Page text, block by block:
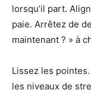
lorsqu’il part.
paie. Arrêtez de
maintenant ? » à
Lissez les
les niveaux de